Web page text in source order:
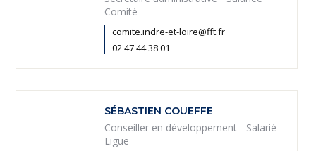
Comité
comite.indre-et-loire@fft.fr
02 47 44 38 01
SÉBASTIEN COUEFFE
Conseiller en développement - Salarié
Ligue